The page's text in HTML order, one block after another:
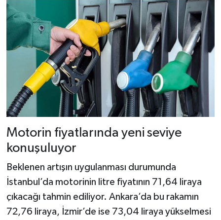
Motorin fiyatlarında yeni seviye
konuşuluyor
Beklenen artışın uygulanması durumunda
İstanbul’da motorinin litre fiyatının 71,64 liraya
çıkacağı tahmin ediliyor. Ankara’da bu rakamın
72,76 liraya, İzmir’de ise 73,04 liraya yükselmesi
Dünya Haberleri
Yerel Haberler
Haber Arşivi